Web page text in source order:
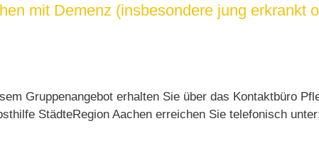
mit Demenz (insbesondere jung erkrankt
Gruppenangebot erhalten Sie über das Kontaktbüro
StädteRegion Aachen erreichen Sie telefonisch